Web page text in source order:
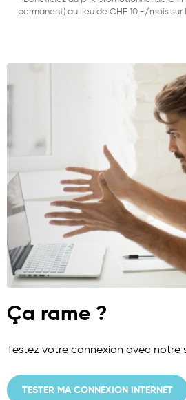
permanent) au lieu de CHF 10.-/mois
Ça rame ?
Testez votre connexion avec notre
TESTER MA CONNEXION INTERNET